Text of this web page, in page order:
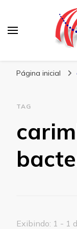
Página inicial
TAG
Exibindo: 1 - 1